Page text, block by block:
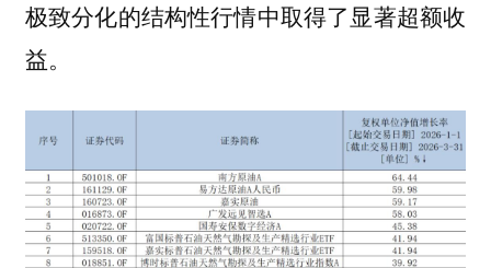
极致分化的结构性行情中取得了显著超额收
益。